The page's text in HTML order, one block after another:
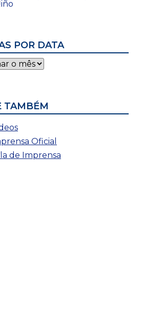
POR DATA
TAMBÉM
Oficial
de Imprensa